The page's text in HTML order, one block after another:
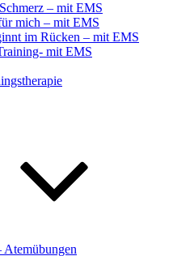
– mit EMS
mich – mit EMS
im Rücken – mit EMS
mit EMS
Atemübungen